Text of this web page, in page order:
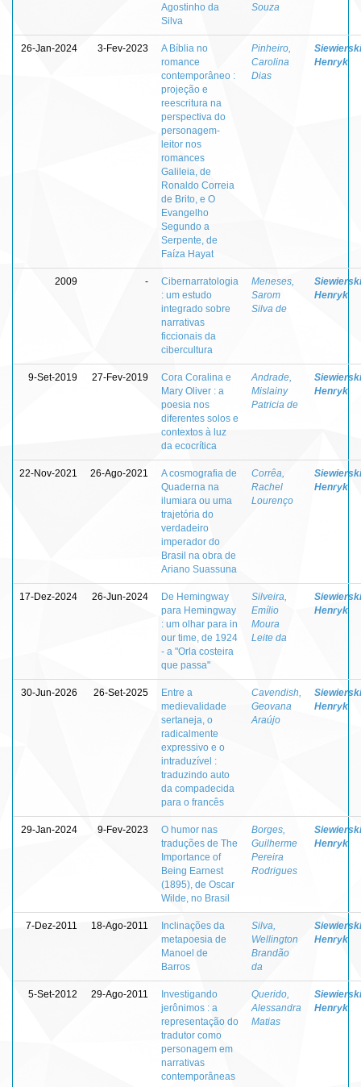
Agostinho da
Silva
Souza
26-Jan-2024 3-Fev-2023
A Bíblia no
romance
contemporâneo :
projeção e
reescritura na
perspectiva do
personagem-
leitor nos
romances
Galileia, de
Ronaldo Correia
de Brito, e O
Evangelho
Segundo a
Serpente, de
Faíza Hayat
Pinheiro,
Carolina
Dias
Henryk
2009 -
Cibernarratologia
: um estudo
integrado sobre
narrativas
ficcionais da
cibercultura
Meneses,
Sarom
Silva de
Henryk
9-Set-2019 27-Fev-2019
Cora Coralina e
Mary Oliver : a
poesia nos
diferentes solos e
contextos à luz
da ecocrítica
Andrade,
Mislainy
Patricia de
Henryk
22-Nov-2021 26-Ago-2021
A cosmografia de
Quaderna na
ilumiara ou uma
trajetória do
verdadeiro
imperador do
Brasil na obra de
Ariano Suassuna
Corrêa,
Rachel
Lourenço
Henryk
17-Dez-2024 26-Jun-2024
De Hemingway
para Hemingway
: um olhar para in
our time, de 1924
- a "Orla costeira
que passa"
Silveira,
Emílio
Moura
Leite da
Henryk
30-Jun-2026 26-Set-2025
Entre a
medievalidade
sertaneja, o
radicalmente
expressivo e o
intraduzível :
traduzindo auto
da compadecida
para o francês
Cavendish,
Geovana
Araújo
Henryk
29-Jan-2024 9-Fev-2023
O humor nas
traduções de The
Importance of
Being Earnest
(1895), de Oscar
Wilde, no Brasil
Borges,
Guilherme
Pereira
Rodrigues
Henryk
7-Dez-2011 18-Ago-2011
Inclinações da
metapoesia de
Manoel de
Barros
Silva,
Wellington
Brandão
da
Henryk
5-Set-2012 29-Ago-2011
Investigando
jerônimos : a
representação do
tradutor como
personagem em
narrativas
contemporâneas
Querido,
Alessandra
Matias
Henryk